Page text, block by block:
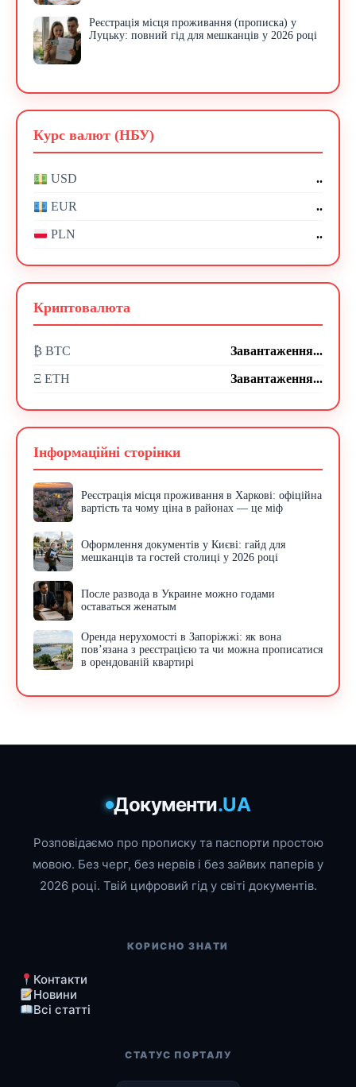
Реєстрація місця проживання (прописка) у
Луцьку: повний гід для мешканців у 2026 році
Курс валют (НБУ)
USD ..
EUR ..
PLN ..
Криптовалюта
₿ BTC Завантаження...
Ξ ETH Завантаження...
Інформаційні сторінки
Реєстрація місця проживання в Харкові: офіційна
вартість та чому ціна в районах — це міф
Оформлення документів у Києві: гайд для
мешканців та гостей столиці у 2026 році
После развода в Украине можно годами
оставаться женатым
Оренда нерухомості в Запоріжжі: як вона
пов’язана з реєстрацією та чи можна прописатися
в орендованій квартирі
Документи.UA
Розповідаємо про прописку та паспорти простою
мовою. Без черг, без нервів і без зайвих паперів у
2026 році. Твій цифровий гід у світі документів.
КОРИСНО ЗНАТИ
Контакти
Новини
Всі статті
СТАТУС ПОРТАЛУ